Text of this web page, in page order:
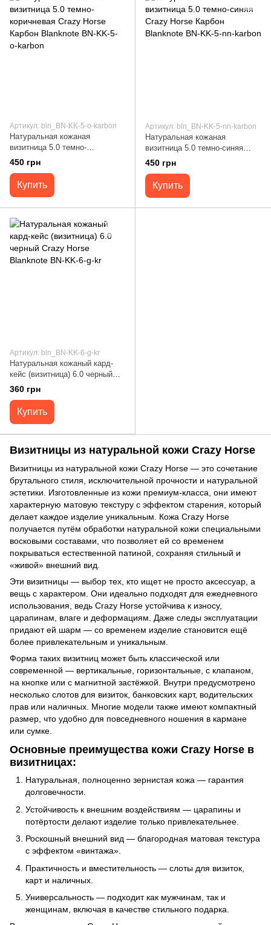
Артикул: bln_BN-KK-5-o-karbon
Натуральная кожаная
визитница 5.0 темно-
коричневая Crazy Horse
Карбон Blanknote BN-KK-5-o-
karbon
450 грн
Купить
Артикул: bln_BN-KK-5-nn-karbon
Натуральная кожаная
визитница 5.0 темно-синяя
Crazy Horse Карбон Blanknote
BN-KK-5-nn-karbon
450 грн
Купить
Артикул: bln_BN-KK-6-g-kr
Натуральная кожаный кард-
кейс (визитница) 6.0 черный
Crazy Horse Blanknote BN-KK-
360 грн
Купить
Визитницы из натуральной кожи Crazy Horse
Визитницы из натуральной кожи Crazy Horse — это сочетание
брутального стиля, исключительной прочности и натуральной
эстетики. Изготовленные из кожи премиум-класса, они имеют
характерную матовую текстуру с эффектом старения, который
делает каждое изделие уникальным. Кожа Crazy Horse
получается путём обработки натуральной кожи специальными
восковыми составами, что позволяет ей со временем
покрываться естественной патиной, сохраняя стильный и
«живой» внешний вид.
Эти визитницы — выбор тех, кто ищет не просто аксессуар, а
вещь с характером. Они идеально подходят для ежедневного
использования, ведь Crazy Horse устойчива к износу,
царапинам, влаге и деформациям. Даже следы эксплуатации
придают ей шарм — со временем изделие становится ещё
более привлекательным и уникальным.
Форма таких визитниц может быть классической или
современной — вертикальные, горизонтальные, с клапаном,
на кнопке или с магнитной застёжкой. Внутри предусмотрено
несколько слотов для визиток, банковских карт, водительских
прав или наличных. Многие модели также имеют компактный
размер, что удобно для повседневного ношения в кармане
или сумке.
Основные преимущества кожи Crazy Horse в
визитницах:
Натуральная, полноценно зернистая кожа — гарантия
долговечности.
Устойчивость к внешним воздействиям — царапины и
потёртости делают изделие только привлекательнее.
Роскошный внешний вид — благородная матовая текстура
с эффектом «винтажа».
Практичность и вместительность — слоты для визиток,
карт и наличных.
Универсальность — подходит как мужчинам, так и
женщинам, включая в качестве стильного подарка.